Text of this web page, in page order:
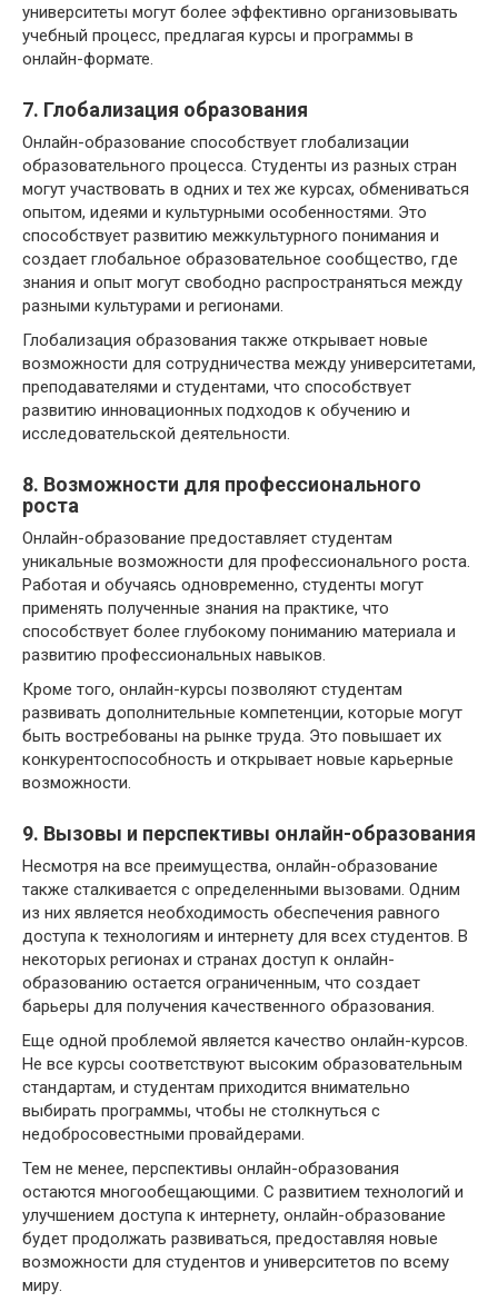
университеты могут более эффективно организовывать
учебный процесс, предлагая курсы и программы в
онлайн-формате.
7. Глобализация образования
Онлайн-образование способствует глобализации
образовательного процесса. Студенты из разных стран
могут участвовать в одних и тех же курсах, обмениваться
опытом, идеями и культурными особенностями. Это
способствует развитию межкультурного понимания и
создает глобальное образовательное сообщество, где
знания и опыт могут свободно распространяться между
разными культурами и регионами.
Глобализация образования также открывает новые
возможности для сотрудничества между университетами,
преподавателями и студентами, что способствует
развитию инновационных подходов к обучению и
исследовательской деятельности.
8. Возможности для профессионального
роста
Онлайн-образование предоставляет студентам
уникальные возможности для профессионального роста.
Работая и обучаясь одновременно, студенты могут
применять полученные знания на практике, что
способствует более глубокому пониманию материала и
развитию профессиональных навыков.
Кроме того, онлайн-курсы позволяют студентам
развивать дополнительные компетенции, которые могут
быть востребованы на рынке труда. Это повышает их
конкурентоспособность и открывает новые карьерные
возможности.
9. Вызовы и перспективы онлайн-образования
Несмотря на все преимущества, онлайн-образование
также сталкивается с определенными вызовами. Одним
из них является необходимость обеспечения равного
доступа к технологиям и интернету для всех студентов. В
некоторых регионах и странах доступ к онлайн-
образованию остается ограниченным, что создает
барьеры для получения качественного образования.
Еще одной проблемой является качество онлайн-курсов.
Не все курсы соответствуют высоким образовательным
стандартам, и студентам приходится внимательно
выбирать программы, чтобы не столкнуться с
недобросовестными провайдерами.
Тем не менее, перспективы онлайн-образования
остаются многообещающими. С развитием технологий и
улучшением доступа к интернету, онлайн-образование
будет продолжать развиваться, предоставляя новые
возможности для студентов и университетов по всему
миру.